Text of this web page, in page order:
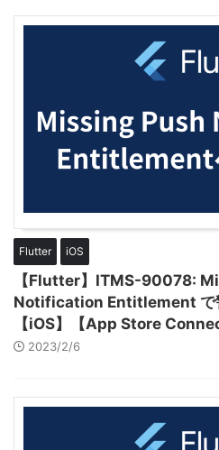
Flutter iOS
【Flutter】ITMS-90078:
Notification Entitlement で
【iOS】【App Store
2023/2/6